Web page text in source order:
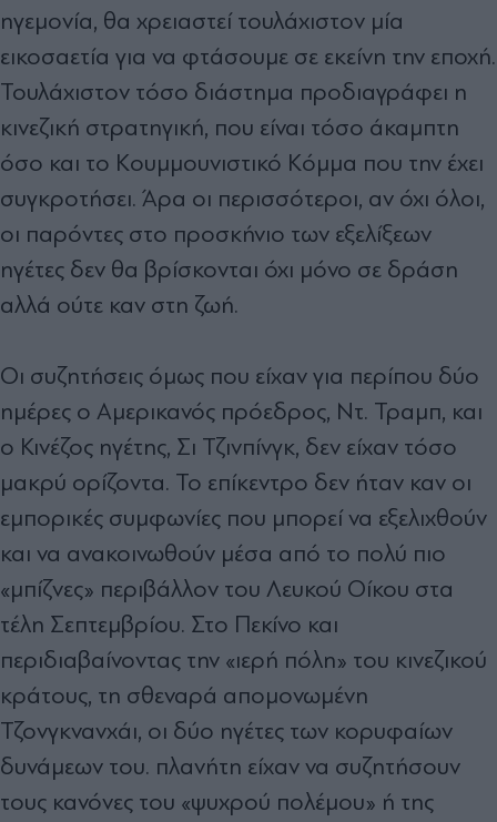
ηγεµονία, θα χρειαστεί τουλάχιστον µία
εικοσαετία για να φτάσουµε σε εκείνη την εποχή.
Τουλάχιστον τόσο διάστηµα προδιαγράφει η
κινεζική στρατηγική, που είναι τόσο άκαµπτη
όσο και το Κουµµουνιστικό Κόµµα που την έχει
συγκροτήσει. Άρα οι περισσότεροι, αν όχι όλοι,
οι παρόντες στο προσκήνιο των εξελίξεων
ηγέτες δεν θα βρίσκονται όχι µόνο σε δράση
αλλά ούτε καν στη ζωή.
Οι συζητήσεις όµως που είχαν για περίπου δύο
ηµέρες ο Αµερικανός πρόεδρος, Ντ. Τραµπ, και
ο Κινέζος ηγέτης, Σι Τζινπίνγκ, δεν είχαν τόσο
µακρύ ορίζοντα. Το επίκεντρο δεν ήταν καν οι
εµπορικές συµφωνίες που µπορεί να εξελιχθούν
και να ανακοινωθούν µέσα από το πολύ πιο
«µπίζνες» περιβάλλον του Λευκού Οίκου στα
τέλη Σεπτεµβρίου. Στο Πεκίνο και
περιδιαβαίνοντας την «ιερή πόλη» του κινεζικού
κράτους, τη σθεναρά αποµονωµένη
Τζονγκνανχάι, οι δύο ηγέτες των κορυφαίων
δυνάµεων του. πλανήτη είχαν να συζητήσουν
τους κανόνες του «ψυχρού πολέµου» ή της